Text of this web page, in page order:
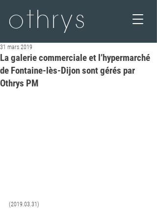
othrys
La galerie commerciale et l’hypermarché
de Fontaine-lès-Dijon sont gérés par
Othrys PM
31 mars 2019
(2019.03.31)